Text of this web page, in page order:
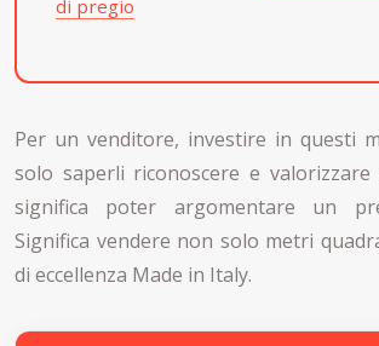
di pregio
Per un venditore, investire in questi
solo saperli riconoscere e
significa poter argomentare un
Significa vendere non solo metri
di eccellenza Made in Italy.